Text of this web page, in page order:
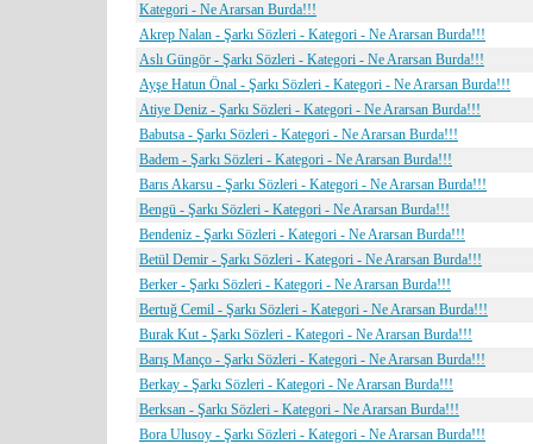
Kategori - Ne Ararsan Burda!!!
Akrep Nalan - Şarkı Sözleri - Kategori - Ne Ararsan Burda!!!
Aslı Güngör - Şarkı Sözleri - Kategori - Ne Ararsan Burda!!!
Ayşe Hatun Önal - Şarkı Sözleri - Kategori - Ne Ararsan Burda!!!
Atiye Deniz - Şarkı Sözleri - Kategori - Ne Ararsan Burda!!!
Babutsa - Şarkı Sözleri - Kategori - Ne Ararsan Burda!!!
Badem - Şarkı Sözleri - Kategori - Ne Ararsan Burda!!!
Barıs Akarsu - Şarkı Sözleri - Kategori - Ne Ararsan Burda!!!
Bengü - Şarkı Sözleri - Kategori - Ne Ararsan Burda!!!
Bendeniz - Şarkı Sözleri - Kategori - Ne Ararsan Burda!!!
Betül Demir - Şarkı Sözleri - Kategori - Ne Ararsan Burda!!!
Berker - Şarkı Sözleri - Kategori - Ne Ararsan Burda!!!
Bertuğ Cemil - Şarkı Sözleri - Kategori - Ne Ararsan Burda!!!
Burak Kut - Şarkı Sözleri - Kategori - Ne Ararsan Burda!!!
Barış Manço - Şarkı Sözleri - Kategori - Ne Ararsan Burda!!!
Berkay - Şarkı Sözleri - Kategori - Ne Ararsan Burda!!!
Berksan - Şarkı Sözleri - Kategori - Ne Ararsan Burda!!!
Bora Ulusoy - Şarkı Sözleri - Kategori - Ne Ararsan Burda!!!